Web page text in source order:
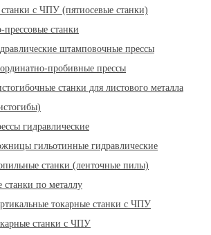
с ЧПУ (пятиосевые станки)
прессовые станки
штамповочные прессы
пробивные прессы
станки для листового металла
гидравлические
гильотинные гидравлические
станки (ленточные пилы)
станки по металлу
токарные станки с ЧПУ
станки с ЧПУ